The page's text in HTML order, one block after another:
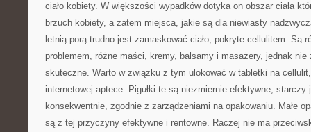
ciało kobiety. W większości wypadków dotyka on obszar ciała
brzuch kobiety, a zatem miejsca, jakie są dla niewiasty
letnią porą trudno jest zamaskować ciało, pokryte cellulitem. Są
problemem, różne maści, kremy, balsamy i masażery, jednak
skuteczne. Warto w związku z tym ulokować w tabletki na
internetowej aptece. Pigułki te są niezmiernie efektywne,
konsekwentnie, zgodnie z zarządzeniami na opakowaniu. Małe
są z tej przyczyny efektywne i rentowne. Raczej nie ma